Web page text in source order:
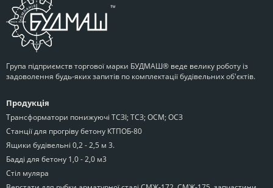
Група підприємств торгової марки БУДМАШ® веде велику роботу із
задоволення будь-яких запитів по комплектації будівельних об'єктів.
Продукція
Трансформатори понижуючі ТСЗІ; ТСЗ; ОСМ; ОСЗ
Станції для прогріву бетону КТПОБ-80
Ящики будівельні 0,2 - 2,5 м 3.
Бадді для бетону 1,0 - 2,0 м3
Стіл муляра